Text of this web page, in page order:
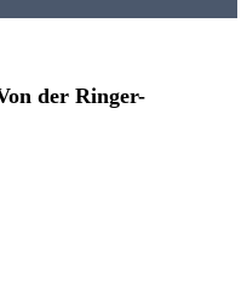
der Ringer-